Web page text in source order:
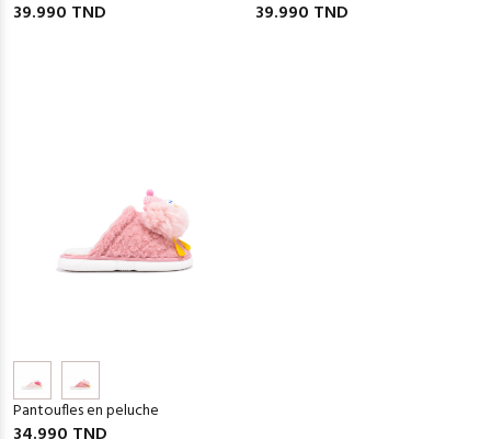
39.990 TND 39.990 TND
Pantoufles en peluche